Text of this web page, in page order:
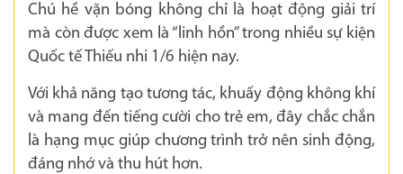
Chú hề vặn bóng không chỉ là hoạt động giải trí
mà còn được xem là “linh hồn” trong nhiều sự kiện
Quốc tế Thiếu nhi 1/6 hiện nay.
Với khả năng tạo tương tác, khuấy động không khí
và mang đến tiếng cười cho trẻ em, đây chắc chắn
là hạng mục giúp chương trình trở nên sinh động,
đáng nhớ và thu hút hơn.